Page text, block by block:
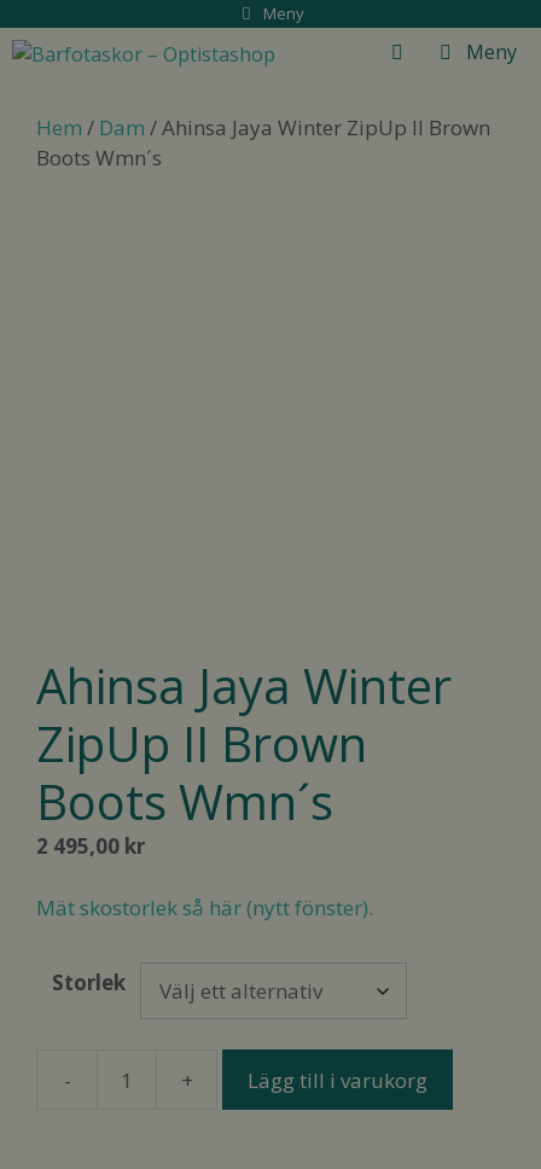
till
Meny
Meny
Hem / Dam / Ahinsa Jaya Winter ZipUp II Brown
Boots Wmn´s
Ahinsa Jaya Winter
ZipUp II Brown
Boots Wmn´s
2 495,00 kr
Mät skostorlek så här (nytt fönster).
Storlek
Ahinsa
Lägg till i varukorg